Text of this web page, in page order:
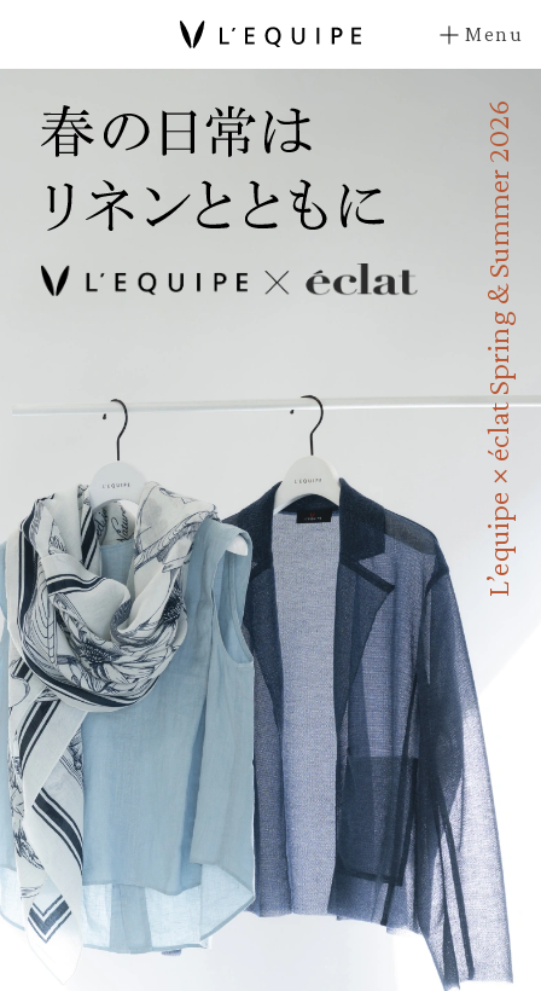
Menu
L’equipe × éclat Spring & Summer 2026